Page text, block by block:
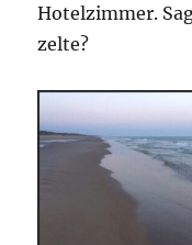
Hotelzimmer.
zelte?